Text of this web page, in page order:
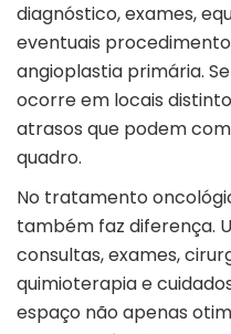
diagnóstico, exames,
eventuais
angioplastia primária.
ocorre em locais
atrasos que podem
quadro.
No tratamento
também faz diferença.
consultas, exames,
quimioterapia e
espaço não apenas